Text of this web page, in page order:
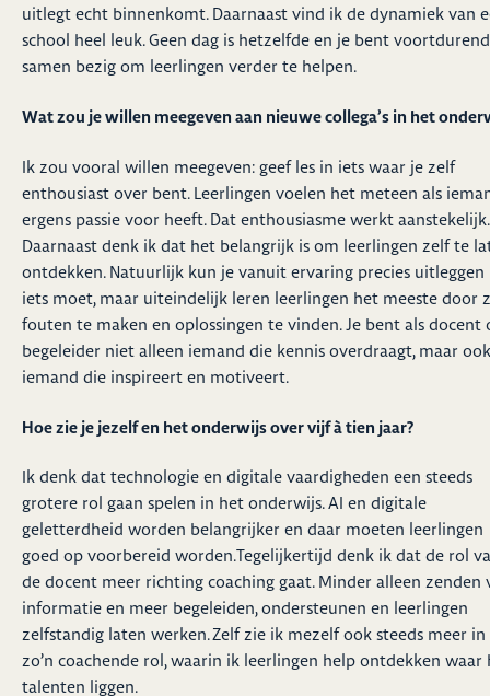
uitlegt echt binnenkomt. Daarnaast vind ik de dynamiek van
school heel leuk. Geen dag is hetzelfde en je bent voortdurend
samen bezig om leerlingen verder te helpen.
Wat zou je willen meegeven aan nieuwe collega’s in het
Ik zou vooral willen meegeven: geef les in iets waar je zelf
enthousiast over bent. Leerlingen voelen het meteen als
ergens passie voor heeft. Dat enthousiasme werkt aanstekelijk.
Daarnaast denk ik dat het belangrijk is om leerlingen zelf te
ontdekken. Natuurlijk kun je vanuit ervaring precies uitleggen
iets moet, maar uiteindelijk leren leerlingen het meeste door
fouten te maken en oplossingen te vinden. Je bent als docent
begeleider niet alleen iemand die kennis overdraagt, maar ook
iemand die inspireert en motiveert.
Hoe zie je jezelf en het onderwijs over vijf à tien jaar?
Ik denk dat technologie en digitale vaardigheden een steeds
grotere rol gaan spelen in het onderwijs. AI en digitale
geletterdheid worden belangrijker en daar moeten leerlingen
goed op voorbereid worden.Tegelijkertijd denk ik dat de rol
de docent meer richting coaching gaat. Minder alleen zenden
informatie en meer begeleiden, ondersteunen en leerlingen
zelfstandig laten werken. Zelf zie ik mezelf ook steeds meer in
zo’n coachende rol, waarin ik leerlingen help ontdekken waar
talenten liggen.